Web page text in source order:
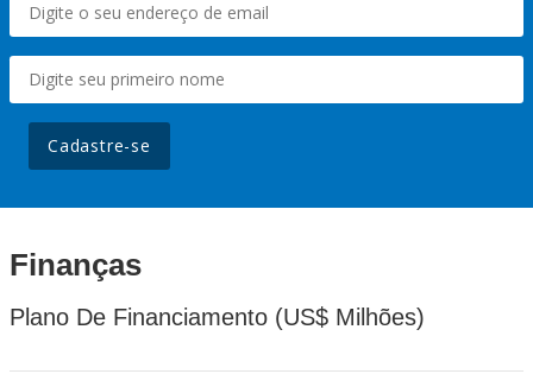
Cadastre-se
Finanças
Plano De Financiamento (US$ Milhões)